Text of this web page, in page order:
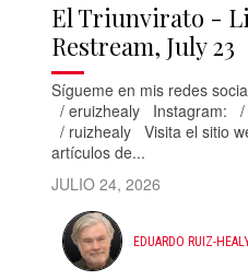
El Triunvirato -
Restream, July 23
Sígueme en mis redes
/ eruizhealy Instagram: /
/ ruizhealy Visita el sitio
artículos de...
JULIO 24, 2026
EDUARDO RUIZ-